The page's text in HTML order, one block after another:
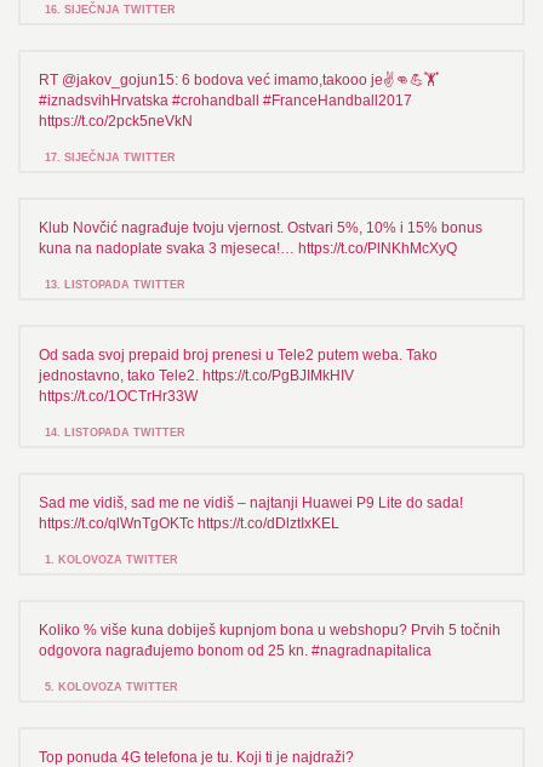
16. SIJEČNJA TWITTER
RT @jakov_gojun15: 6 bodova već imamo,takooo je✌👊💪🏋
#iznadsvihHrvatska #crohandball #FranceHandball2017
https://t.co/2pck5neVkN
17. SIJEČNJA TWITTER
Klub Novčić nagrađuje tvoju vjernost. Ostvari 5%, 10% i 15% bonus
kuna na nadoplate svaka 3 mjeseca!… https://t.co/PlNKhMcXyQ
13. LISTOPADA TWITTER
Od sada svoj prepaid broj prenesi u Tele2 putem weba. Tako
jednostavno, tako Tele2. https://t.co/PgBJIMkHIV
https://t.co/1OCTrHr33W
14. LISTOPADA TWITTER
Sad me vidiš, sad me ne vidiš – najtanji Huawei P9 Lite do sada!
https://t.co/qlWnTgOKTc https://t.co/dDlztIxKEL
1. KOLOVOZA TWITTER
Koliko % više kuna dobiješ kupnjom bona u webshopu? Prvih 5 točnih
odgovora nagrađujemo bonom od 25 kn. #nagradnapitalica
5. KOLOVOZA TWITTER
Top ponuda 4G telefona je tu. Koji ti je najdraži?